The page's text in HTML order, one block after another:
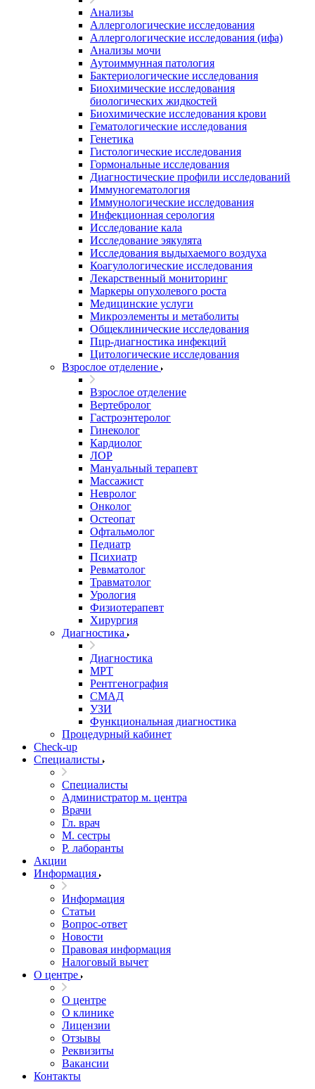
Анализы
Аллергологические исследования
Аллергологические исследования (ифа)
Анализы мочи
Аутоиммунная патология
Бактериологические исследования
Биохимические исследования
биологических жидкостей
Биохимические исследования крови
Гематологические исследования
Генетика
Гистологические исследования
Гормональные исследования
Диагностические профили исследований
Иммуногематология
Иммунологические исследования
Инфекционная серология
Исследование кала
Исследование эякулята
Исследования выдыхаемого воздуха
Коагулологические исследования
Лекарственный мониторинг
Маркеры опухолевого роста
Медицинские услуги
Микроэлементы и метаболиты
Общеклинические исследования
Пцр-диагностика инфекций
Цитологические исследования
Взрослое отделение
Взрослое отделение
Вертебролог
Гастроэнтеролог
Гинеколог
Кардиолог
ЛОР
Мануальный терапевт
Массажист
Невролог
Онколог
Остеопат
Офтальмолог
Педиатр
Психиатр
Ревматолог
Травматолог
Урология
Физиотерапевт
Хирургия
Диагностика
Диагностика
МРТ
Рентгенография
СМАД
УЗИ
Функциональная диагностика
Процедурный кабинет
Cheсk-up
Специалисты
Специалисты
Администратор м. центра
Врачи
Гл. врач
М. сестры
Р. лаборанты
Акции
Информация
Информация
Статьи
Вопрос-ответ
Новости
Правовая информация
Налоговый вычет
О центре
О центре
О клинике
Лицензии
Отзывы
Реквизиты
Вакансии
Контакты